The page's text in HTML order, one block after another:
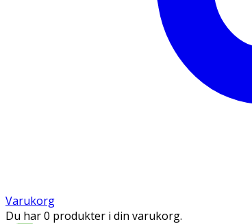
Varukorg
Du har 0 produkter i din varukorg.